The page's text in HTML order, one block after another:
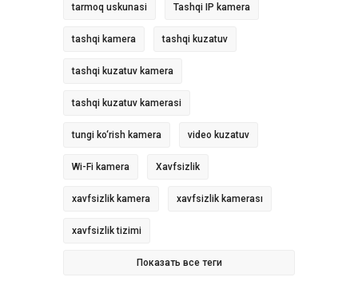
tarmoq uskunasi Tashqi IP kamera
tashqi kamera tashqi kuzatuv
tashqi kuzatuv kamera
tashqi kuzatuv kamerasi
tungi ko‘rish kamera video kuzatuv
Wi-Fi kamera Xavfsizlik
xavfsizlik kamera xavfsizlik kamerası
xavfsizlik tizimi
Показать все теги